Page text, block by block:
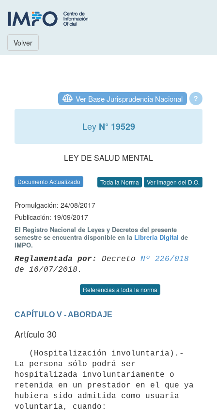
Volver
?
Ver Base Jurisprudencia Nacional
Ley N° 19529
LEY DE SALUD MENTAL
Documento Actualizado Toda la Norma Ver Imagen del D.O.
Promulgación: 24/08/2017
Publicación: 19/09/2017
El Registro Nacional de Leyes y Decretos del presente
semestre se encuentra disponible en la Librería Digital de
IMPO.
Reglamentada por: Decreto Nº 226/018
Referencias a toda la norma
CAPÍTULO V - ABORDAJE
Artículo 30
La persona sólo podrá ser
hospitalizada involuntariamente o
retenida en un prestador en el que ya
hubiera sido admitida como usuaria
voluntaria, cuando: